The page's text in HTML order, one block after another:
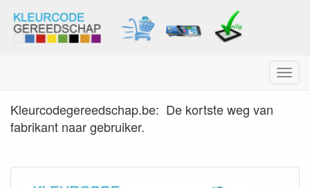
Menu
Kleurcode
Kleurcodegereedschap.be: De kortste weg van
fabrikant naar gebruiker.